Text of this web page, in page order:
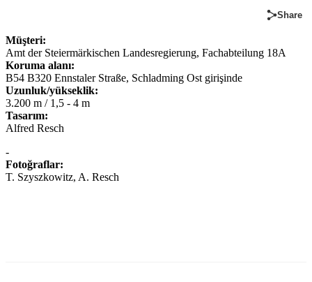
Share
Müşteri:
Amt der Steiermärkischen Landesregierung, Fachabteilung 18A
Koruma alanı:
B54 B320 Ennstaler Straße, Schladming Ost girişinde
Uzunluk/yükseklik:
3.200 m / 1,5 - 4 m
Tasarım:
Alfred Resch
-
Fotoğraflar:
T. Szyszkowitz, A. Resch